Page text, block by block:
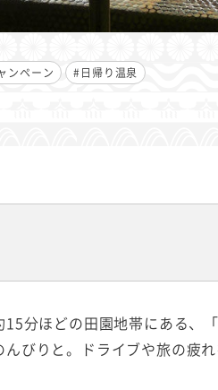
ンペーン #日帰り温泉
分ほどの田園地帯にある、
びりと。ドライブや旅の疲